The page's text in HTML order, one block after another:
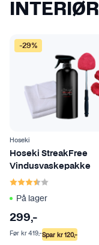
INTERIØR
-29%
Hoseki
Hoseki StreakFree
Vindusvaskepakke
Karakter:
På lager
299,-
Spar kr120,-
Før kr419,-